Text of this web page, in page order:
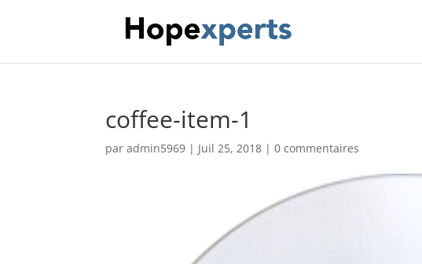
coffee-item-1
paradmin5969 | Juil 25, 2018 |0 commentaires